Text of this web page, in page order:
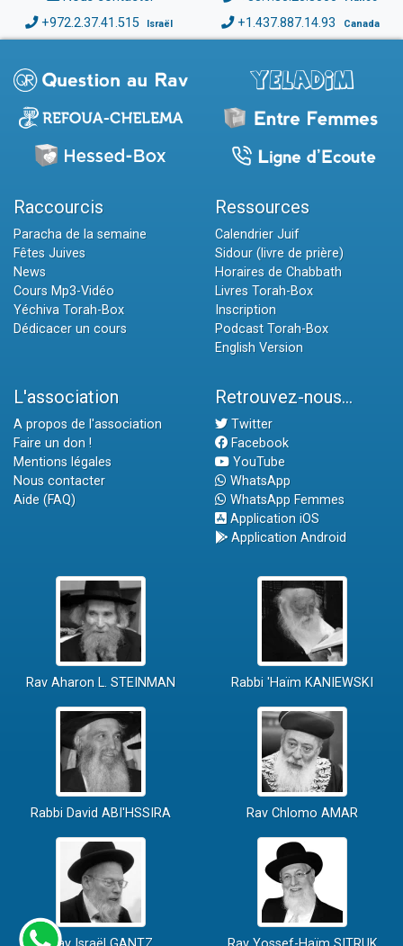
+972.2.37.41.515 Israël +1.437.887.14.93 Canada
Raccourcis
Paracha de la semaine
Fêtes Juives
News
Cours Mp3-Vidéo
Yéchiva Torah-Box
Dédicacer un cours
Ressources
Calendrier Juif
Sidour (livre de prière)
Horaires de Chabbath
Livres Torah-Box
Inscription
Podcast Torah-Box
English Version
L'association
A propos de l'association
Faire un don !
Mentions légales
Nous contacter
Aide (FAQ)
Retrouvez-nous...
Twitter
Facebook
YouTube
WhatsApp
WhatsApp Femmes
Application iOS
Application Android
Rav Aharon L. STEINMAN Rabbi 'Haïm KANIEWSKI
Rabbi David ABI'HSSIRA Rav Chlomo AMAR